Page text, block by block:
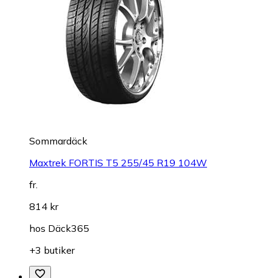
Sommardäck
Maxtrek FORTIS T5 255/45 R19 104W
fr.
814 kr
hos Däck365
+3 butiker